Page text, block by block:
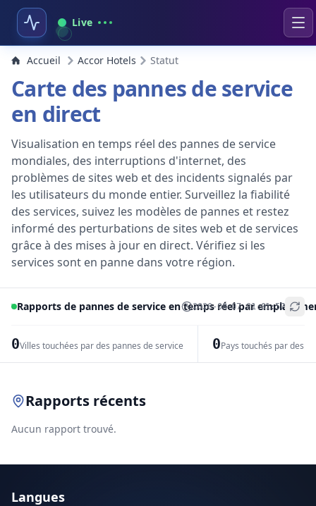
Live
Accueil Accor Hotels Statut
Carte des pannes de service
en direct
Visualisation en temps réel des pannes de service
mondiales, des interruptions d'internet, des
problèmes de sites web et des incidents signalés par
les utilisateurs du monde entier. Surveillez la fiabilité
des services, suivez les modèles de pannes et restez
informé des perturbations de sites web et de services
grâce à des mises à jour en direct. Vérifiez si les
services sont en panne dans votre région.
Rapports de pannes de service en temps réel par
2026-08-07 21:01:57
0Villes touchées par des pannes de service 0Pays touchés par des
+
Rapports récents
Aucun rapport trouvé.
Langues